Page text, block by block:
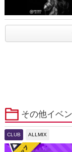
その他イベ
CLUB ALLMIX